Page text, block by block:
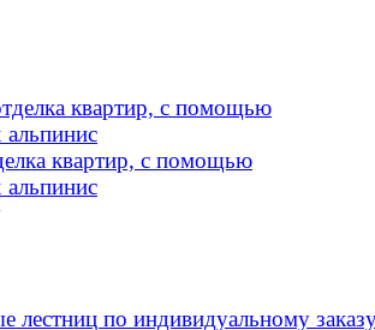
квартир, с помощью